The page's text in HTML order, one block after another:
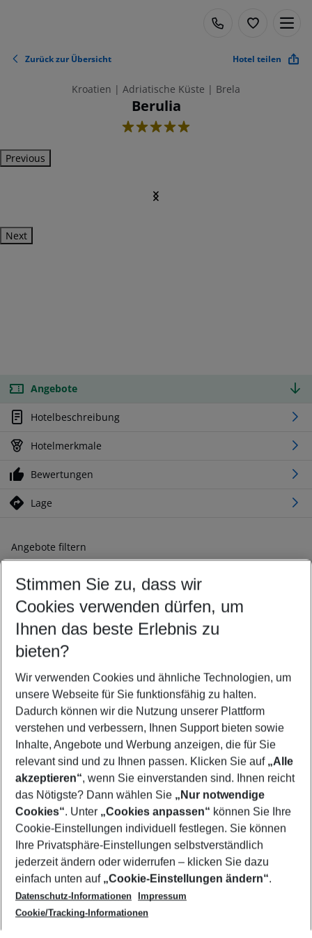
Zurück zur Übersicht Hotel teilen
Kroatien | Adriatische Küste | Brela
Berulia
5
Previous
Next
Angebote
Hotelbeschreibung
Hotelmerkmale
Bewertungen
Lage
Angebote filtern
Ändern Sie Ihre Kriterien nach Ihren Wünschen
Abflughafen wählen
Beliebiger Abflughafen
Reisezeitraum wählen
09.08.26– 07.08.27 5-8 Nächte
2 Erwachsene Keine Kinder
Mehr Filter anzeigen
Footer
Footer navigation
Über uns
AGB
Cookie-Einstellungen ändern
Cookie-Richtlinie
Datenschutz
Service & Hilfe
Barrierefreies Reisen
Check-in
Folgen Sie uns
Stimmen Sie zu, dass wir
Cookies verwenden dürfen, um
Ihnen das beste Erlebnis zu
bieten?
Wir verwenden Cookies und ähnliche Technologien, um
unsere Webseite für Sie funktionsfähig zu halten.
Dadurch können wir die Nutzung unserer Plattform
verstehen und verbessern, Ihnen Support bieten sowie
Inhalte, Angebote und Werbung anzeigen, die für Sie
relevant sind und zu Ihnen passen. Klicken Sie auf „Alle
akzeptieren“, wenn Sie einverstanden sind. Ihnen reicht
das Nötigste? Dann wählen Sie „Nur notwendige
Cookies“. Unter „Cookies anpassen“ können Sie Ihre
Cookie-Einstellungen individuell festlegen. Sie können
Ihre Privatsphäre-Einstellungen selbstverständlich
jederzeit ändern oder widerrufen – klicken Sie dazu
einfach unten auf „Cookie-Einstellungen ändern“.
Datenschutz-Informationen
Impressum
Cookie/Tracking-Informationen